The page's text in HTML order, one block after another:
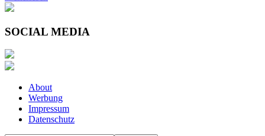
SOCIAL MEDIA
About
Werbung
Impressum
Datenschutz